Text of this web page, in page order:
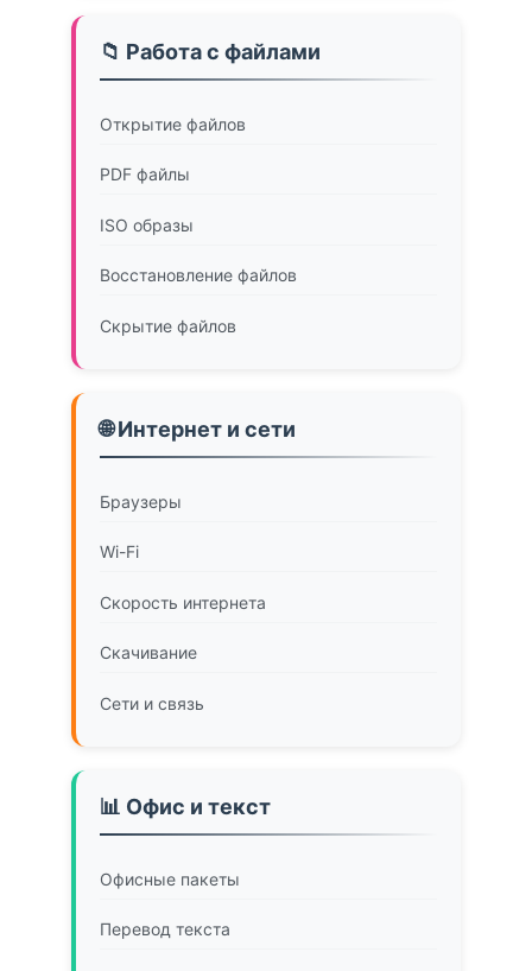
📁 Работа с файлами
Открытие файлов
PDF файлы
ISO образы
Восстановление файлов
Скрытие файлов
🌐 Интернет и сети
Браузеры
Wi-Fi
Скорость интернета
Скачивание
Сети и связь
📊 Офис и текст
Офисные пакеты
Перевод текста